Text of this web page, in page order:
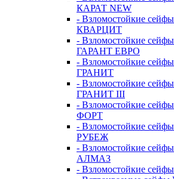
КАРАТ NEW
- Взломостойкие
КВАРЦИТ
- Взломостойкие
ГАРАНТ ЕВРО
- Взломостойкие
ГРАНИТ
- Взломостойкие
ГРАНИТ III
- Взломостойкие
ФОРТ
- Взломостойкие
РУБЕЖ
- Взломостойкие
АЛМАЗ
- Взломостойкие